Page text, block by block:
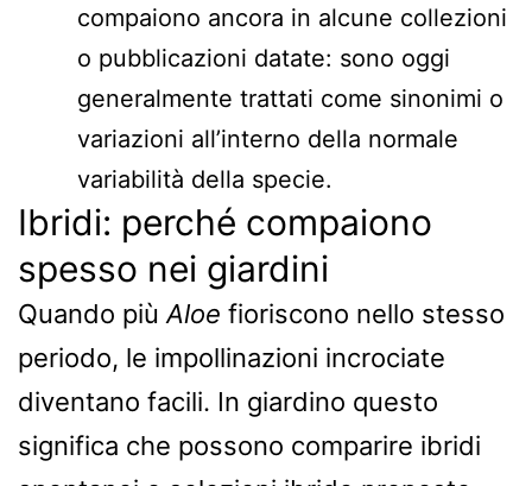
compaiono ancora in alcune collezioni
o pubblicazioni datate: sono oggi
generalmente trattati come sinonimi o
variazioni all’interno della normale
variabilità della specie.
Ibridi: perché compaiono
spesso nei giardini
Quando più Aloe fioriscono nello stesso
periodo, le impollinazioni incrociate
diventano facili. In giardino questo
significa che possono comparire ibridi